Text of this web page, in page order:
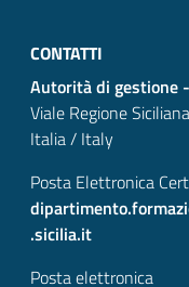
CONTATTI
Autorità di gestione
Viale Regione
Italia / Italy
Posta Elettronica
.sicilia.it
Posta elettronica